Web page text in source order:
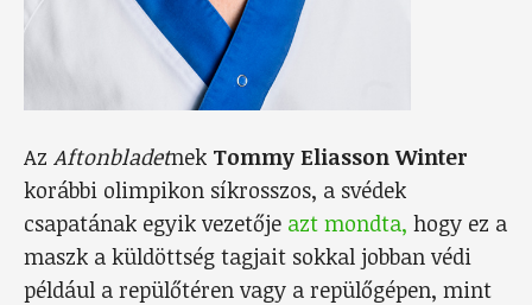
Az Aftonbladetnek Tommy Eliasson Winter
korábbi olimpikon síkrosszos, a svédek
csapatának egyik vezetője azt mondta, hogy ez a
maszk a küldöttség tagjait sokkal jobban védi
például a repülőtéren vagy a repülőgépen, mint